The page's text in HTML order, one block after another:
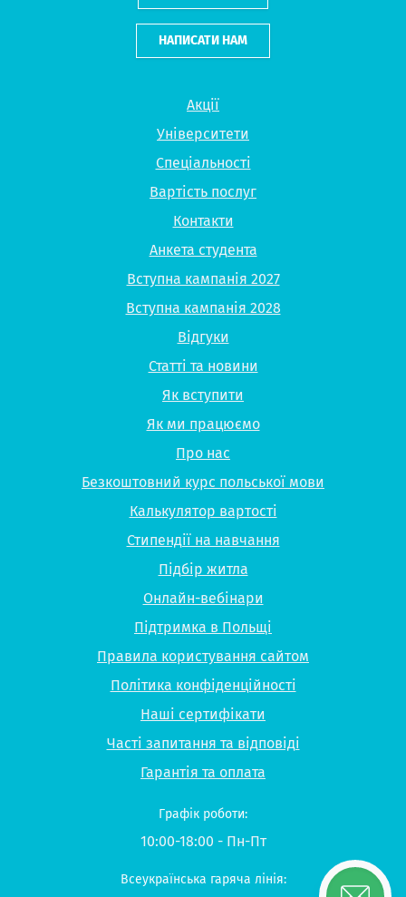
Акції
Університети
Спеціальності
Вартість послуг
Контакти
Анкета студента
Вступна кампанія 2027
Вступна кампанія 2028
Відгуки
Статті та новини
Як вступити
Як ми працюємо
Про нас
Безкоштовний курс польської мови
Калькулятор вартості
Стипендії на навчання
Підбір житла
Онлайн-вебінари
Підтримка в Польщі
Правила користування сайтом
Політика конфіденційності
Наші сертифікати
Часті запитання та відповіді
Гарантія та оплата
НАПИСАТИ НАМ
Графік роботи:
10:00-18:00 - Пн-Пт
Всеукраїнська гаряча лінія: